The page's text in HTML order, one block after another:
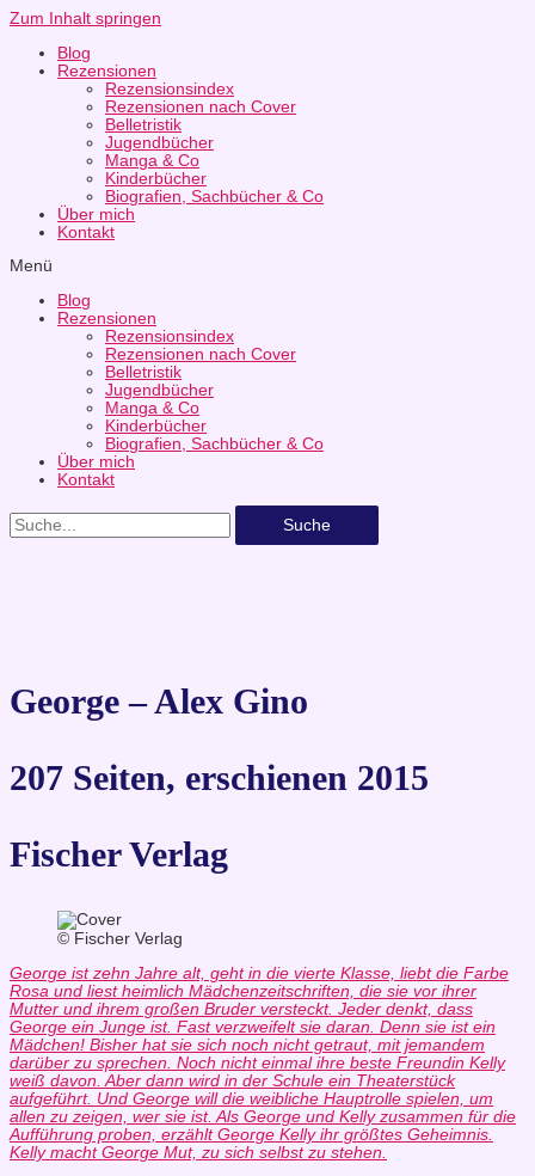
Zum Inhalt springen
Blog
Rezensionen
Rezensionsindex
Rezensionen nach Cover
Belletristik
Jugendbücher
Manga & Co
Kinderbücher
Biografien, Sachbücher & Co
Über mich
Kontakt
Menü
Blog
Rezensionen
Rezensionsindex
Rezensionen nach Cover
Belletristik
Jugendbücher
Manga & Co
Kinderbücher
Biografien, Sachbücher & Co
Über mich
Kontakt
Suche
George – Alex Gino
207 Seiten, erschienen 2015
Fischer Verlag
© Fischer Verlag
George ist zehn Jahre alt, geht in die vierte Klasse, liebt die Farbe
Rosa und liest heimlich Mädchenzeitschriften, die sie vor ihrer
Mutter und ihrem großen Bruder versteckt. Jeder denkt, dass
George ein Junge ist. Fast verzweifelt sie daran. Denn sie ist ein
Mädchen! Bisher hat sie sich noch nicht getraut, mit jemandem
darüber zu sprechen. Noch nicht einmal ihre beste Freundin Kelly
weiß davon. Aber dann wird in der Schule ein Theaterstück
aufgeführt. Und George will die weibliche Hauptrolle spielen, um
allen zu zeigen, wer sie ist. Als George und Kelly zusammen für die
Aufführung proben, erzählt George Kelly ihr größtes Geheimnis.
Kelly macht George Mut, zu sich selbst zu stehen.